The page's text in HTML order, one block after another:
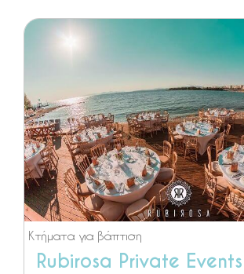
Κτήματα για βάπτιση
Rubirosa Private Events